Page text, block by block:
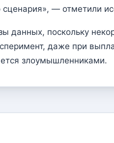
— отметили
поскольку
даже при
злоумышленниками.